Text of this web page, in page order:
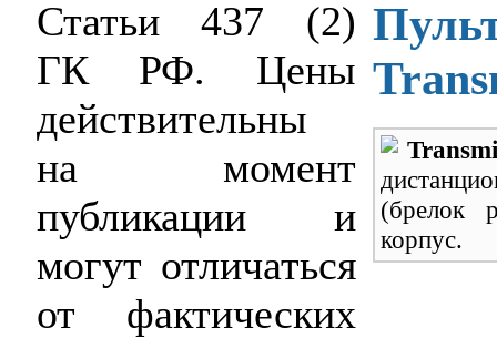
Статьи 437 (2)
ГК РФ. Цены
действительны
на момент
публикации и
могут отличаться
от фактических
(брелок
корпус.